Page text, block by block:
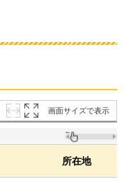
画面サイズで表示
所在地